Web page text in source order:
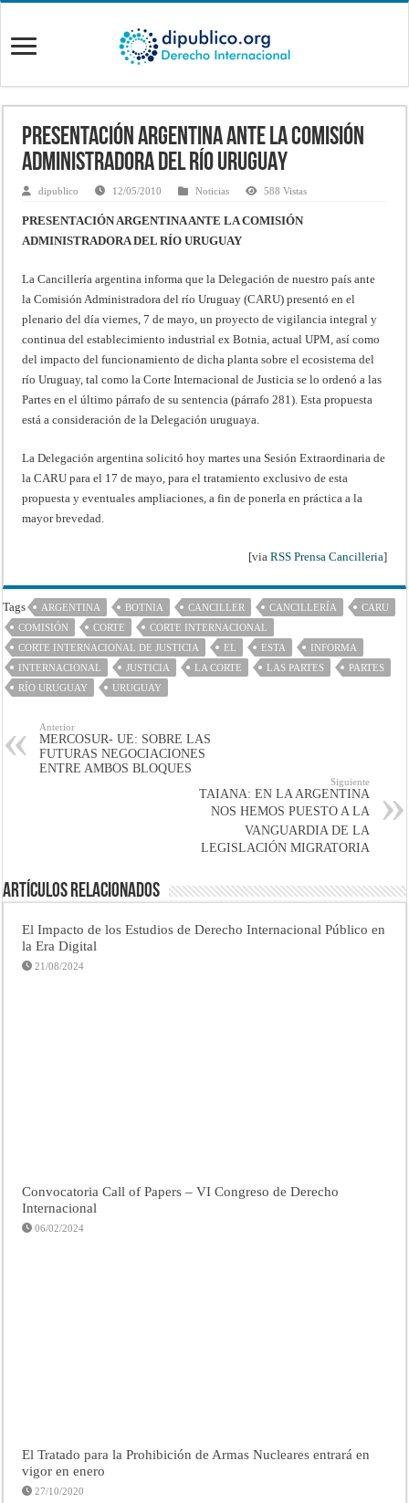
PRESENTACIÓN ARGENTINA ANTE LA COMISIÓN
ADMINISTRADORA DEL RÍO URUGUAY
dipublico 12/05/2010 Noticias 588 Vistas
PRESENTACIÓN ARGENTINA ANTE LA COMISIÓN
ADMINISTRADORA DEL RÍO URUGUAY
La Cancillería argentina informa que la Delegación de nuestro país ante
la Comisión Administradora del río Uruguay (CARU) presentó en el
plenario del día viernes, 7 de mayo, un proyecto de vigilancia integral y
continua del establecimiento industrial ex Botnia, actual UPM, así como
del impacto del funcionamiento de dicha planta sobre el ecosistema del
río Uruguay, tal como la Corte Internacional de Justicia se lo ordenó a las
Partes en el último párrafo de su sentencia (párrafo 281). Esta propuesta
está a consideración de la Delegación uruguaya.
La Delegación argentina solicitó hoy martes una Sesión Extraordinaria de
la CARU para el 17 de mayo, para el tratamiento exclusivo de esta
propuesta y eventuales ampliaciones, a fin de ponerla en práctica a la
mayor brevedad.
[via RSS Prensa Cancilleria]
Tags ARGENTINA BOTNIA CANCILLER CANCILLERÍA
CARU
COMISIÓN
CORTE
CORTE INTERNACIONAL
CORTE INTERNACIONAL DE JUSTICIA
EL ESTA
INFORMA
INTERNACIONAL
JUSTICIA LA CORTE LAS PARTES
PARTES
RÍO URUGUAY
URUGUAY
Anterior
MERCOSUR- UE: SOBRE LAS
FUTURAS NEGOCIACIONES
ENTRE AMBOS BLOQUES
Siguiente
TAIANA: EN LA ARGENTINA
NOS HEMOS PUESTO A LA
VANGUARDIA DE LA
LEGISLACIÓN MIGRATORIA
Artículos Relacionados
El Impacto de los Estudios de Derecho Internacional Público en
la Era Digital
21/08/2024
Convocatoria Call of Papers – VI Congreso de Derecho
Internacional
06/02/2024
El Tratado para la Prohibición de Armas Nucleares entrará en
vigor en enero
27/10/2020